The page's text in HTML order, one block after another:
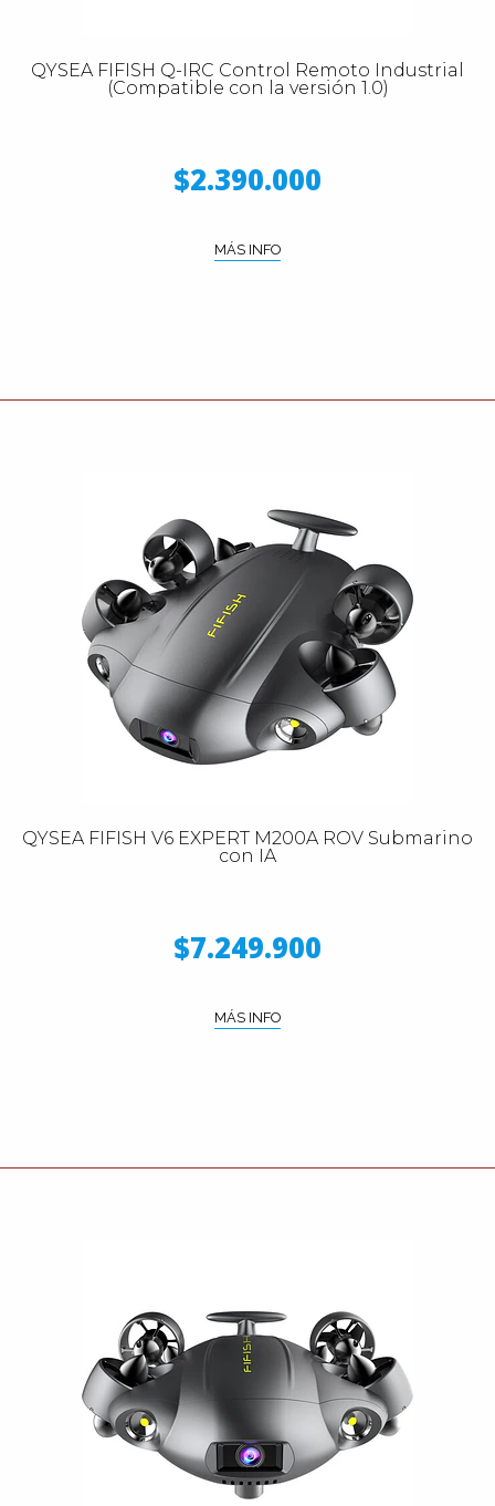
QYSEA FIFISH Q-IRC Control Remoto Industrial
(Compatible con la versión 1.0)
$2.390.000
MÁS INFO
QYSEA FIFISH V6 EXPERT M200A ROV Submarino
con IA
$7.249.900
MÁS INFO